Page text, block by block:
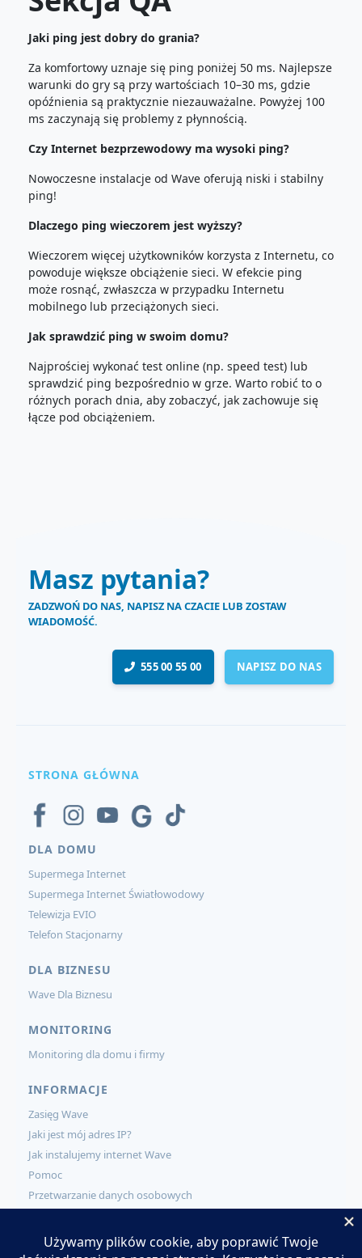
Jaki ping jest dobry do grania?
Za komfortowy uznaje się ping poniżej 50 ms. Najlepsze
warunki do gry są przy wartościach 10–30 ms, gdzie
opóźnienia są praktycznie niezauważalne. Powyżej 100
ms zaczynają się problemy z płynnością.
Czy Internet bezprzewodowy ma wysoki ping?
Nowoczesne instalacje od Wave oferują niski i stabilny
ping!
Dlaczego ping wieczorem jest wyższy?
Wieczorem więcej użytkowników korzysta z Internetu, co
powoduje większe obciążenie sieci. W efekcie ping
może rosnąć, zwłaszcza w przypadku Internetu
mobilnego lub przeciążonych sieci.
Jak sprawdzić ping w swoim domu?
Najprościej wykonać test online (np. speed test) lub
sprawdzić ping bezpośrednio w grze. Warto robić to o
różnych porach dnia, aby zobaczyć, jak zachowuje się
łącze pod obciążeniem.
Masz pytania?
ZADZWOŃ DO NAS, NAPISZ NA CZACIE LUB ZOSTAW
WIADOMOŚĆ.
555 00 55 00 NAPISZ DO NAS
STRONA GŁÓWNA
DLA DOMU
Supermega Internet
Supermega Internet Światłowodowy
Telewizja EVIO
Telefon Stacjonarny
DLA BIZNESU
Wave Dla Biznesu
MONITORING
Monitoring dla domu i firmy
INFORMACJE
Zasięg Wave
Jaki jest mój adres IP?
Jak instalujemy internet Wave
Pomoc
Przetwarzanie danych osobowych
Kontakt